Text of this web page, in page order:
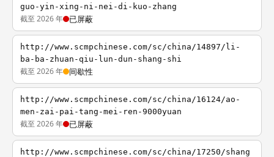
guo-yin-xing-ni-nei-di-kuo-zhang
截至 2026 年 已屏蔽
http://www.scmpchinese.com/sc/china/14897/li-
ba-ba-zhuan-qiu-lun-dun-shang-shi
截至 2026 年 间歇性
http://www.scmpchinese.com/sc/china/16124/ao-
men-zai-pai-tang-mei-ren-9000yuan
截至 2026 年 已屏蔽
http://www.scmpchinese.com/sc/china/17250/shang